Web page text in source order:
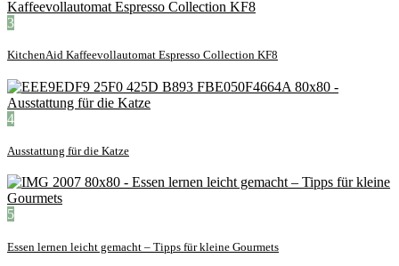
3
KitchenAid Kaffeevollautomat Espresso Collection KF8
4
Ausstattung für die Katze
5
Essen lernen leicht gemacht – Tipps für kleine Gourmets